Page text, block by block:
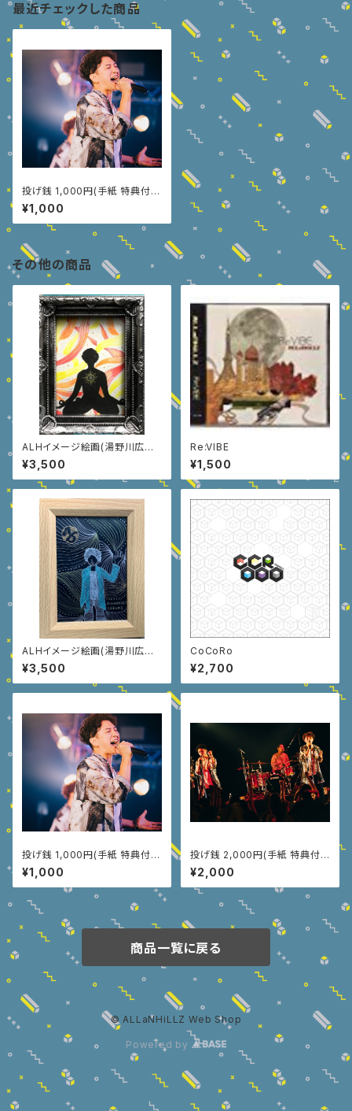
最近チェックした商品
投げ銭 1,000円(手紙 特典付
き)
¥1,000
その他の商品
ALHイメージ絵画(湯野川広美
HandMade) TAKUMI Energi
e
¥3,500
Re:VIBE
¥1,500
ALHイメージ絵画(湯野川広美
HandMade) TAKUMI
¥3,500
CoCoRo
¥2,700
投げ銭 1,000円(手紙 特典付
き)
¥1,000
投げ銭 2,000円(手紙 特典付
き)
¥2,000
商品一覧に戻る
© ALLaNHiLLZ Web Shop
Powered by